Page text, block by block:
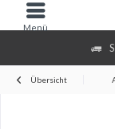
Menü
Übersicht